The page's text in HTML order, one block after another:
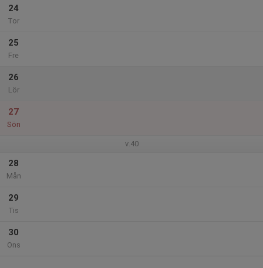
24
Tor
25
Fre
26
Lör
27
Sön
v.40
28
Mån
29
Tis
30
Ons